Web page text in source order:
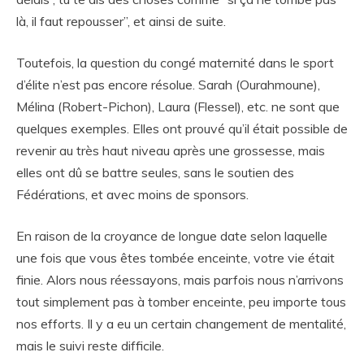
là, il faut repousser”, et ainsi de suite.
Toutefois, la question du congé maternité dans le sport
d’élite n’est pas encore résolue. Sarah (Ourahmoune),
Mélina (Robert-Pichon), Laura (Flessel), etc. ne sont que
quelques exemples. Elles ont prouvé qu’il était possible de
revenir au très haut niveau après une grossesse, mais
elles ont dû se battre seules, sans le soutien des
Fédérations, et avec moins de sponsors.
En raison de la croyance de longue date selon laquelle
une fois que vous êtes tombée enceinte, votre vie était
finie. Alors nous réessayons, mais parfois nous n’arrivons
tout simplement pas à tomber enceinte, peu importe tous
nos efforts. Il y a eu un certain changement de mentalité,
mais le suivi reste difficile.